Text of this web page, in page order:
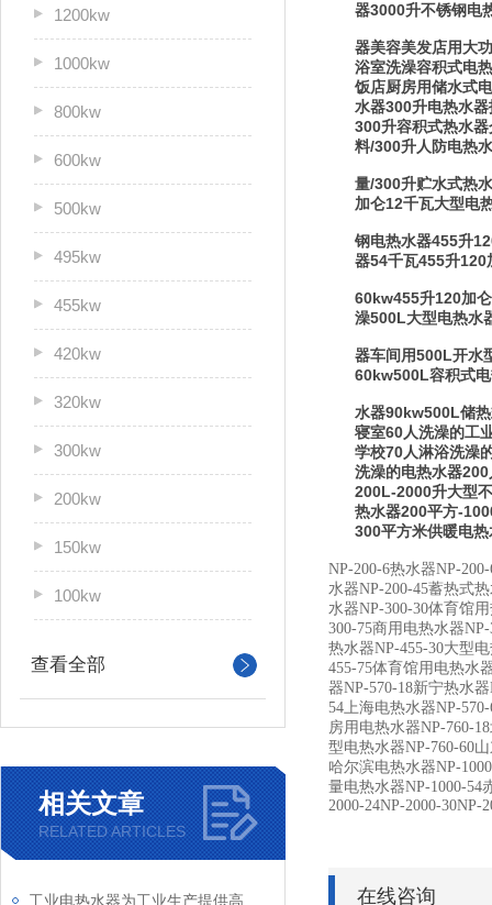
1200kw
1000kw
800kw
600kw
500kw
495kw
455kw
420kw
320kw
300kw
200kw
150kw
100kw
查看全部
相关文章
RELATED ARTICLES
器3000升不锈钢电
器美容美发店用大
浴室洗澡容积式电
饭店厨房用储水式
水器300升电热水
300升容积式热水
料/300升人防电热
量/300升贮水式热
加仑12千瓦大型电
钢电热水器455升
器54千瓦455升
60kw455升120加
澡500L大型电热水
器车间用500L开水
60kw500L容积式
水器90kw500L储
寝室60人洗澡的工
学校70人淋浴洗澡
洗澡的电热水器
200L-2000升大型
热水器200平方-
300平方米供暖电
NP-200-6热水器NP-
水器NP-200-45蓄热式
水器NP-300-30体育馆
300-75商用电热水器
热水器NP-455-30大型
455-75体育馆用电热水
器NP-570-18新宁热水
54上海电热水器NP-
房用电热水器NP-760-
型电热水器NP-760-60
哈尔滨电热水器NP-
量电热水器NP-1000-54
2000-24NP-2000-30NP-
在线咨询